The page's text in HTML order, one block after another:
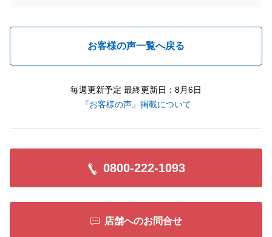
お客様の声一覧へ戻る
毎週更新予定 最終更新日：8月6日
『お客様の声』掲載について
0800-222-1093
店舗へのお問合せ